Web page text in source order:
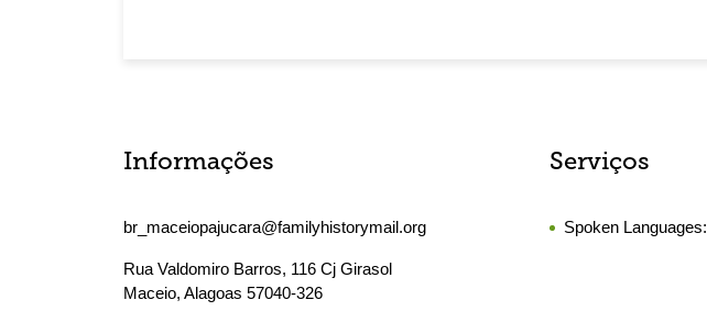
Informações
br_maceiopajucara@familyhistorymail.org
Rua Valdomiro Barros, 116 Cj Girasol
Maceio, Alagoas 57040-326
Serviços
Spoken Languages: